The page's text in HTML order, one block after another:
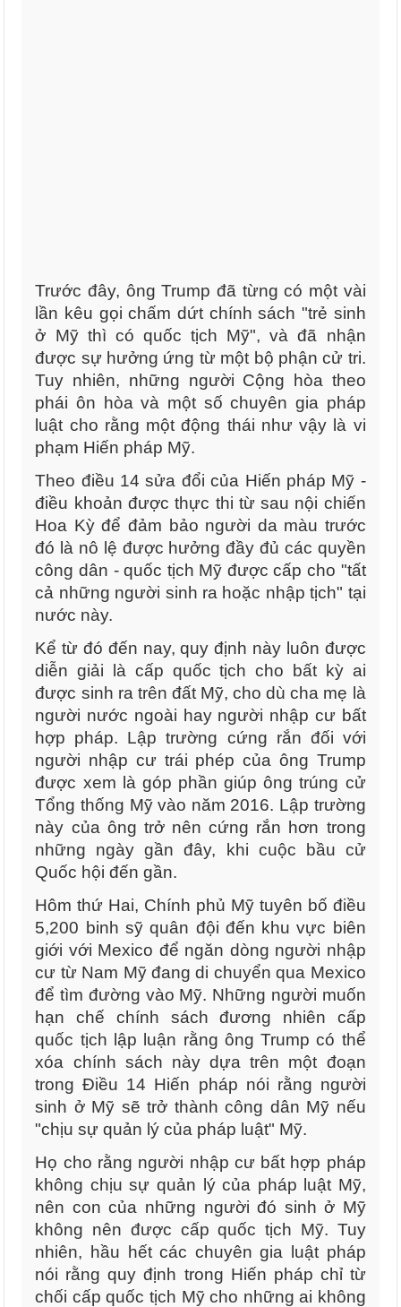
Trước đây, ông Trump đã từng có một vài
lần kêu gọi chấm dứt chính sách "trẻ sinh
ở Mỹ thì có quốc tịch Mỹ", và đã nhận
được sự hưởng ứng từ một bộ phận cử tri.
Tuy nhiên, những người Cộng hòa theo
phái ôn hòa và một số chuyên gia pháp
luật cho rằng một động thái như vậy là vi
phạm Hiến pháp Mỹ.
Theo điều 14 sửa đổi của Hiến pháp Mỹ -
điều khoản được thực thi từ sau nội chiến
Hoa Kỳ để đảm bảo người da màu trước
đó là nô lệ được hưởng đầy đủ các quyền
công dân - quốc tịch Mỹ được cấp cho "tất
cả những người sinh ra hoặc nhập tịch" tại
nước này.
Kể từ đó đến nay, quy định này luôn được
diễn giải là cấp quốc tịch cho bất kỳ ai
được sinh ra trên đất Mỹ, cho dù cha mẹ là
người nước ngoài hay người nhập cư bất
hợp pháp. Lập trường cứng rắn đối với
người nhập cư trái phép của ông Trump
được xem là góp phần giúp ông trúng cử
Tổng thống Mỹ vào năm 2016. Lập trường
này của ông trở nên cứng rắn hơn trong
những ngày gần đây, khi cuộc bầu cử
Quốc hội đến gần.
Hôm thứ Hai, Chính phủ Mỹ tuyên bố điều
5,200 binh sỹ quân đội đến khu vực biên
giới với Mexico để ngăn dòng người nhập
cư từ Nam Mỹ đang di chuyển qua Mexico
để tìm đường vào Mỹ. Những người muốn
hạn chế chính sách đương nhiên cấp
quốc tịch lập luận rằng ông Trump có thể
xóa chính sách này dựa trên một đoạn
trong Điều 14 Hiến pháp nói rằng người
sinh ở Mỹ sẽ trở thành công dân Mỹ nếu
"chịu sự quản lý của pháp luật" Mỹ.
Họ cho rằng người nhập cư bất hợp pháp
không chịu sự quản lý của pháp luật Mỹ,
nên con của những người đó sinh ở Mỹ
không nên được cấp quốc tịch Mỹ. Tuy
nhiên, hầu hết các chuyên gia luật pháp
nói rằng quy định trong Hiến pháp chỉ từ
chối cấp quốc tịch Mỹ cho những ai không